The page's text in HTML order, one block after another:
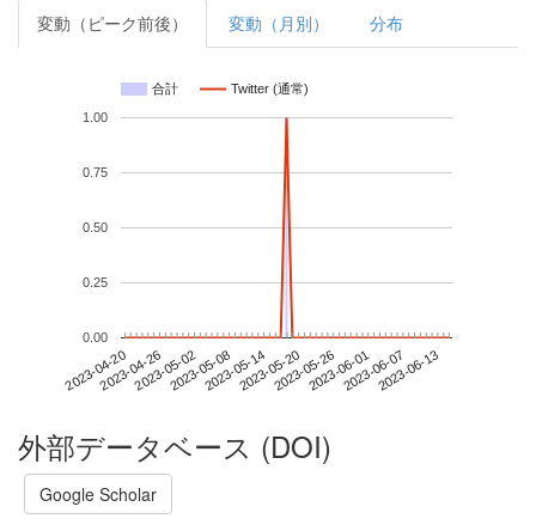
変動（ピーク前後） 変動（月別） 分布
合計 Twitter (通常)
2023-04-202023-04-262023-05-022023-05-082023-05-142023-05-202023-05-262023-06-012023-06-072023-06-13
0.00
0.25
0.50
0.75
1.00
外部データベース (DOI)
Google Scholar